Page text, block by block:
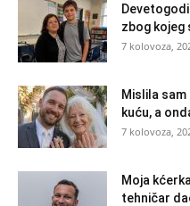
zbog kojeg
7 kolovoza,
Mislila
kuću, a
7 kolovoza,
Moja
tehničar